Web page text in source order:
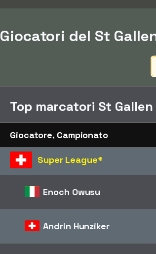
Giocatori del St
Top marcatori St
Giocatore, Campionato
Super League*
Enoch Owusu
Andrin Hunziker